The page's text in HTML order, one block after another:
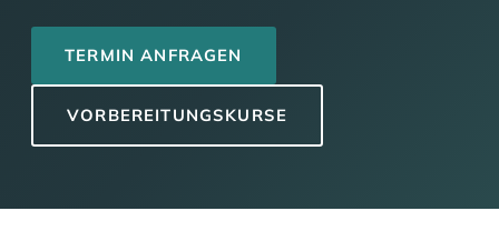
TERMIN ANFRAGEN
VORBEREITUNGSKURSE